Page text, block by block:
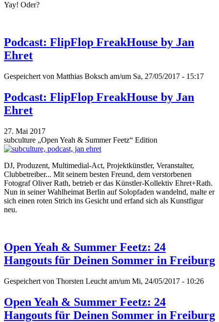
Yay! Oder?
Podcast: FlipFlop FreakHouse by Jan
Ehret
Gespeichert von Matthias Boksch am/um Sa, 27/05/2017 - 15:17
Podcast: FlipFlop FreakHouse by Jan
Ehret
27. Mai 2017
subculture „Open Yeah & Summer Feetz“ Edition
DJ, Produzent, Multimedial-Act, Projektkünstler, Veranstalter,
Clubbetreiber... Mit seinem besten Freund, dem verstorbenen
Fotograf Oliver Rath, betrieb er das Künstler-Kollektiv Ehret+Rath.
Nun in seiner Wahlheimat Berlin auf Solopfaden wandelnd, malte er
sich einen roten Strich ins Gesicht und erfand sich als Kunstfigur
neu.
Open Yeah & Summer Feetz: 24
Hangouts für Deinen Sommer in Freiburg
Gespeichert von Thorsten Leucht am/um Mi, 24/05/2017 - 10:26
Open Yeah & Summer Feetz: 24
Hangouts für Deinen Sommer in Freiburg